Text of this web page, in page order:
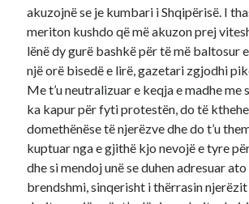
akuzojnë se je kumbari i Shqipërisë. I
meriton kushdo që më akuzon prej
lënë dy gurë bashkë për të më baltosur
një orë bisedë e lirë, gazetari zgjodhi
Me t’u neutralizuar e keqja e madhe me
ka kapur për fyti protestën, do të
domethënëse të njerëzve dhe do t’u
kuptuar nga e gjithë kjo nevojë e tyre
dhe si mendoj unë se duhen adresuar ato
brendshmi, sinqerisht i thërrasin